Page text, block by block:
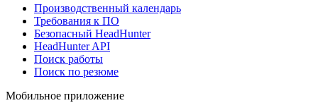
Производственный календарь
Требования к ПО
Безопасный HeadHunter
HeadHunter API
Поиск работы
Поиск по резюме
Мобильное приложение